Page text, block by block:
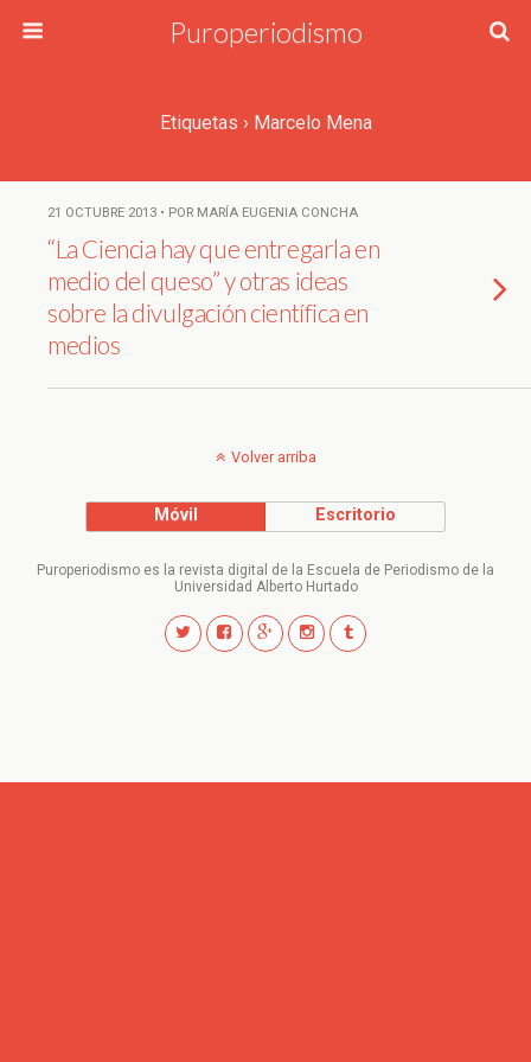
Puroperiodismo
Etiquetas › Marcelo Mena
21 OCTUBRE 2013 • POR MARÍA EUGENIA CONCHA
“La Ciencia hay que entregarla en
medio del queso” y otras ideas
sobre la divulgación científica en
medios
Volver arriba
Móvil Escritorio
Puroperiodismo es la revista digital de la Escuela de Periodismo de la
Universidad Alberto Hurtado